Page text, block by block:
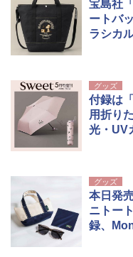
宝島社
ートバ
ラシカ
グッズ
付録は
用折り
光・UV
グッズ
本日発
ニトー
録、